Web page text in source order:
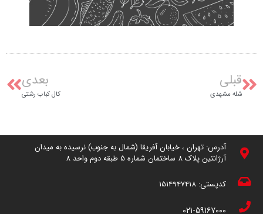
قبلی
شله مشهدی
بعدی
کال کباب رشتی
آدرس: تهران ، خیابان آفریقا (شمال به جنوب) نرسیده به میدان
آرژانتین پلاک 8 ساختمان شماره 5 طبقه دوم واحد 8
کدپستی: 1514947418
۰۲۱-۵۹۱۶۷۰۰۰